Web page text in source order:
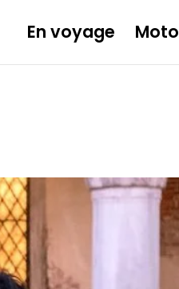
En voyage Moto